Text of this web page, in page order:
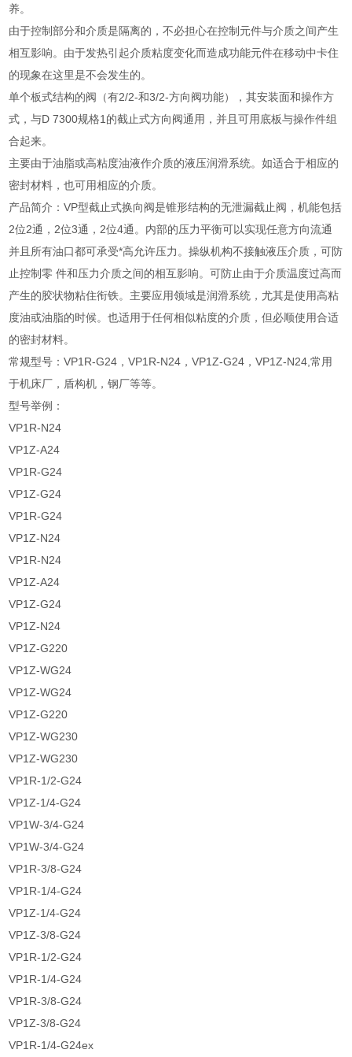
养。
由于控制部分和介质是隔离的，不必担心在控制元件与介质之间产生
相互影响。由于发热引起介质粘度变化而造成功能元件在移动中卡住
的现象在这里是不会发生的。
单个板式结构的阀（有2/2-和3/2-方向阀功能），其安装面和操作方
式，与D 7300规格1的截止式方向阀通用，并且可用底板与操作件组
合起来。
主要由于油脂或高粘度油液作介质的液压润滑系统。如适合于相应的
密封材料，也可用相应的介质。
产品简介：VP型截止式换向阀是锥形结构的无泄漏截止阀，机能包括
2位2通，2位3通，2位4通。内部的压力平衡可以实现任意方向流通
并且所有油口都可承受*高允许压力。操纵机构不接触液压介质，可防
止控制零 件和压力介质之间的相互影响。可防止由于介质温度过高而
产生的胶状物粘住衔铁。主要应用领域是润滑系统，尤其是使用高粘
度油或油脂的时候。也适用于任何相似粘度的介质，但必顺使用合适
的密封材料。
常规型号：VP1R-G24，VP1R-N24，VP1Z-G24，VP1Z-N24,常用
于机床厂，盾构机，钢厂等等。
型号举例：
VP1R-N24
VP1Z-A24
VP1R-G24
VP1Z-G24
VP1R-G24
VP1Z-N24
VP1R-N24
VP1Z-A24
VP1Z-G24
VP1Z-N24
VP1Z-G220
VP1Z-WG24
VP1Z-WG24
VP1Z-G220
VP1Z-WG230
VP1Z-WG230
VP1R-1/2-G24
VP1Z-1/4-G24
VP1W-3/4-G24
VP1W-3/4-G24
VP1R-3/8-G24
VP1R-1/4-G24
VP1Z-1/4-G24
VP1Z-3/8-G24
VP1R-1/2-G24
VP1R-1/4-G24
VP1R-3/8-G24
VP1Z-3/8-G24
VP1R-1/4-G24ex